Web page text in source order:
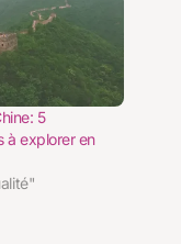
5
à explorer en